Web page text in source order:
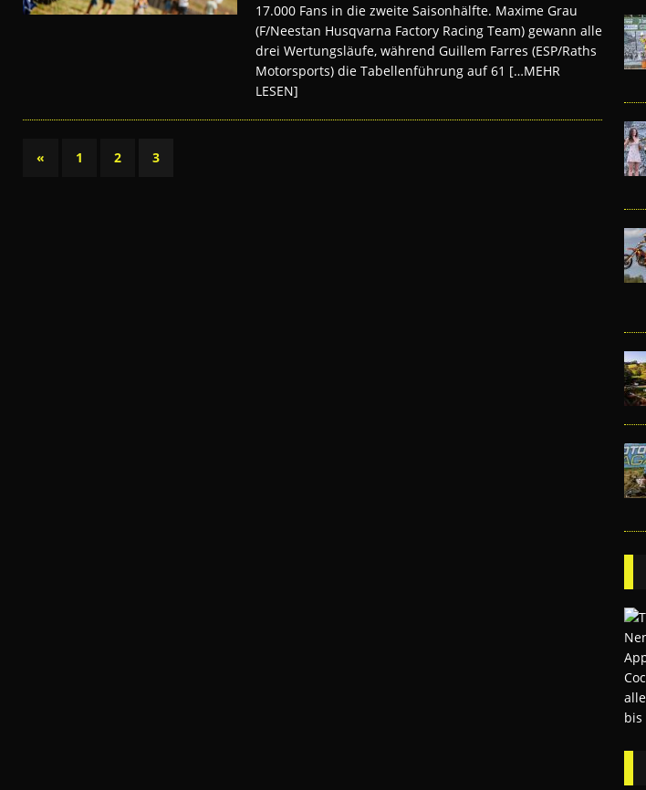
17.000 Fans in die zweite Saisonhälfte. Maxime Grau
(F/Neestan Husqvarna Factory Racing Team) gewann alle
drei Wertungsläufe, während Guillem Farres (ESP/Raths
Motorsports) die Tabellenführung auf 61 […MEHR
LESEN]
« 1 2 3